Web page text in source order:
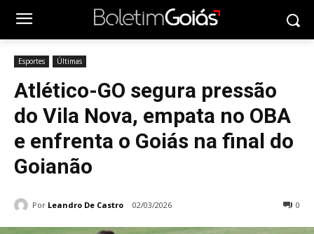
Esportes Últimas
Atlético-GO segura pressão
do Vila Nova, empata no OBA
e enfrenta o Goiás na final do
Goianão
Por Leandro De Castro 02/03/2026 0